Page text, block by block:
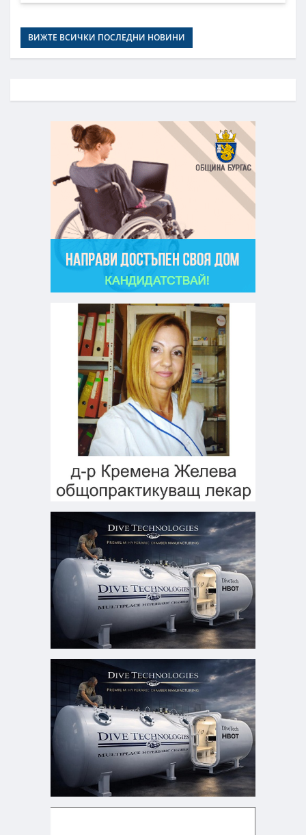
ВИЖТЕ ВСИЧКИ ПОСЛЕДНИ НОВИНИ